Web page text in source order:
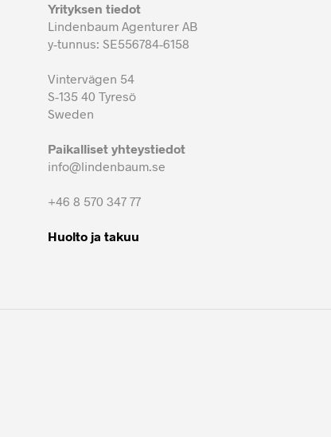
Yrityksen tiedot
Lindenbaum Agenturer AB
y-tunnus: SE556784-6158
Vintervägen 54
S-135 40 Tyresö
Sweden
Paikalliset yhteystiedot
info@lindenbaum.se
+46 8 570 347 77
Huolto ja takuu